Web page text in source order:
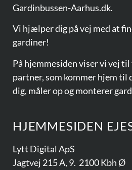
Gardinbussen-Aarhus.dk.
Vi hjælper dig på vej med at
gardiner!
På hjemmesiden viser vi vej til
partner, som kommer hjem til
dig, måler op og monterer
HJEMMESIDEN
Lytt Digital ApS
Jagtvej 215 A, 9. 2100 Kbh Ø